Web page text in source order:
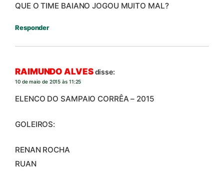
QUE O TIME BAIANO JOGOU MUITO MAL?
Responder
RAIMUNDO ALVESdisse:
10 de maio de 2015 às 11:25
ELENCO DO SAMPAIO CORRÊA – 2015
GOLEIROS:
RENAN ROCHA
RUAN